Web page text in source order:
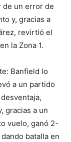
de un error de
y, gracias a
revirtió el
la Zona 1.
Banfield lo
a un partido
gracias a un
vuelo, ganó 2-
batalla en